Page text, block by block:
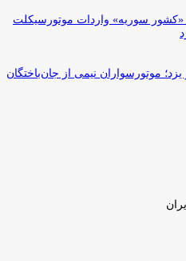
سوریه» واردات موتورسیکلت
موتورسواران نیمی از جان‌باختگان